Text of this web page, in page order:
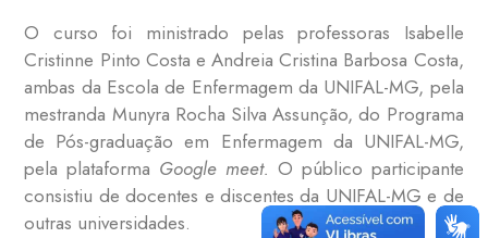
O curso foi ministrado pelas professoras Isabelle
Cristinne Pinto Costa e Andreia Cristina Barbosa Costa,
ambas da Escola de Enfermagem da UNIFAL-MG, pela
mestranda Munyra Rocha Silva Assunção, do Programa
de Pós-graduação em Enfermagem da UNIFAL-MG,
pela plataforma Google meet. O público participante
consistiu de docentes e discentes da UNIFAL-MG e de
outras universidades.